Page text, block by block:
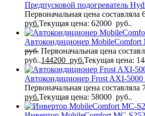
Предпусковой подогреватель
Первоначальная цена составляла
руб.Текущая цена: 62000 руб..
Автокондиционер
руб. Первоначальная цена
руб..144200 руб.Текущая цена:
Автокондиционер Frost AXI-
Первоначальная цена составляла
руб.Текущая цена: 58000 руб..